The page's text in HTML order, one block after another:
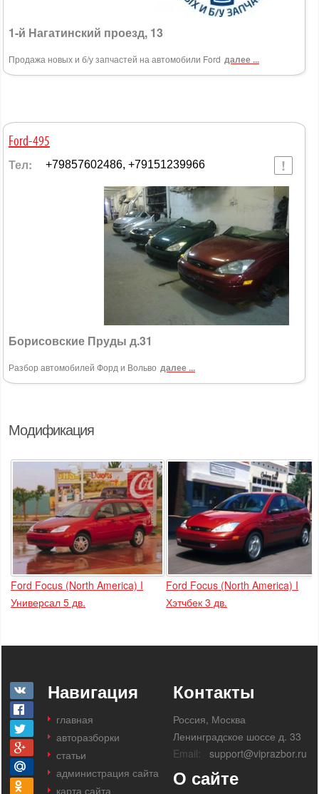
Модификация
Ford Focus (North America) I
Универсал 5 дв.
Ford Focus (North America) I
Хэтчбек 3 дв.
1-й Нагатинский проезд, 13
Продажа новых и б/у запчастей на автомобили Ford далее ...
Ford-495
Тел: +79857602486, +79151239966
Борисовские Пруды д.31
Разбор автомобилей Форд и Вольво далее ...
Навигация
главная
авторазборки
статьи
администрация сайта
карта сайта
Контакты
Россия, Москва
Ленинградское шоссе д. 33
Email:
support@viprazbor.ru
О сайте